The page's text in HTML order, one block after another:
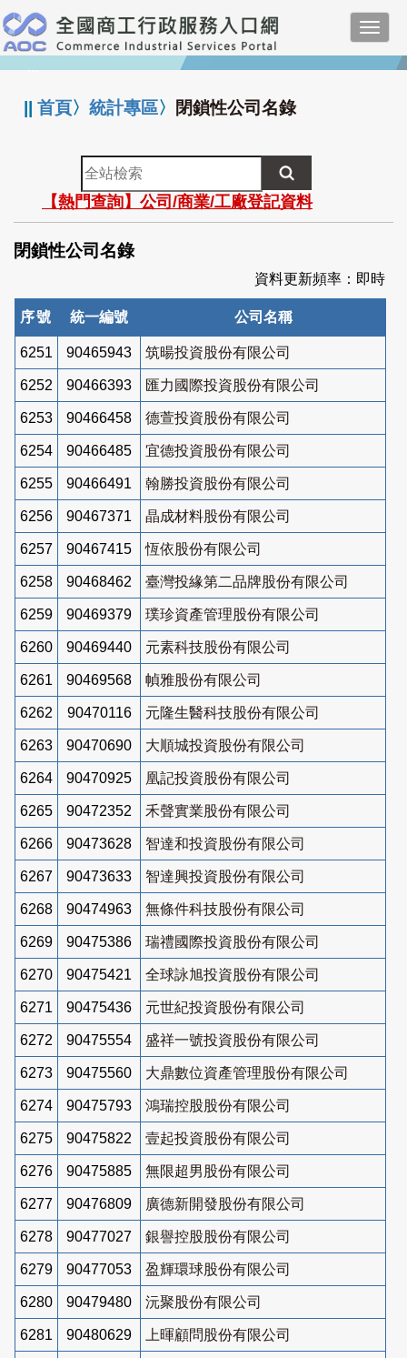
跳
到
主
要
:::
||首頁〉統計專區〉 閉鎖性公司名錄
全
站
檢
索
【熱門查詢】公司/商業/工廠登記資料
閉鎖性公司名錄
資料更新頻率：即時
序號 統一編號 公司名稱
6251 90465943 筑暘投資股份有限公司
6252 90466393 匯力國際投資股份有限公司
6253 90466458 德萱投資股份有限公司
6254 90466485 宜德投資股份有限公司
6255 90466491 翰勝投資股份有限公司
6256 90467371 晶成材料股份有限公司
6257 90467415 恆依股份有限公司
6258 90468462 臺灣投緣第二品牌股份有限公司
6259 90469379 璞珍資產管理股份有限公司
6260 90469440 元素科技股份有限公司
6261 90469568 幀雅股份有限公司
6262 90470116 元隆生醫科技股份有限公司
6263 90470690 大順城投資股份有限公司
6264 90470925 凰記投資股份有限公司
6265 90472352 禾聲實業股份有限公司
6266 90473628 智達和投資股份有限公司
6267 90473633 智達興投資股份有限公司
6268 90474963 無條件科技股份有限公司
6269 90475386 瑞禮國際投資股份有限公司
6270 90475421 全球詠旭投資股份有限公司
6271 90475436 元世紀投資股份有限公司
6272 90475554 盛祥一號投資股份有限公司
6273 90475560 大鼎數位資產管理股份有限公司
6274 90475793 鴻瑞控股股份有限公司
6275 90475822 壹起投資股份有限公司
6276 90475885 無限超男股份有限公司
6277 90476809 廣德新開發股份有限公司
6278 90477027 銀譽控股股份有限公司
6279 90477053 盈輝環球股份有限公司
6280 90479480 沅聚股份有限公司
6281 90480629 上暉顧問股份有限公司